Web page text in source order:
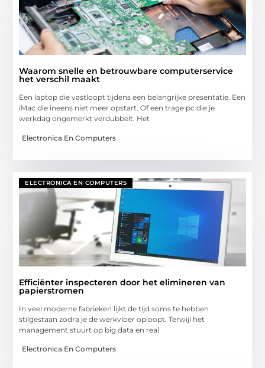
Waarom snelle en betrouwbare computerservice
het verschil maakt
Een laptop die vastloopt tijdens een belangrijke presentatie. Een
iMac die ineens niet meer opstart. Of een trage pc die je
werkdag ongemerkt verdubbelt. Het
Electronica En Computers
ELECTRONICA EN COMPUTERS
Efficiënter inspecteren door het elimineren van
papierstromen
In veel moderne fabrieken lijkt de tijd soms te hebben
stilgestaan zodra je de werkvloer oploopt. Terwijl het
management stuurt op big data en real
Electronica En Computers